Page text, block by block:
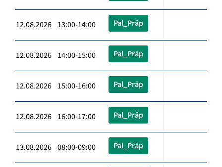
12.08.2026 13:00-14:00 Pal_Präp
12.08.2026 14:00-15:00 Pal_Präp
12.08.2026 15:00-16:00 Pal_Präp
12.08.2026 16:00-17:00 Pal_Präp
13.08.2026 08:00-09:00 Pal_Präp